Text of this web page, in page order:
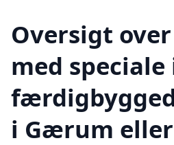
Oversigt
med speciale
i Gærum